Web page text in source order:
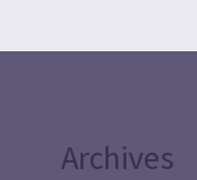
Archives